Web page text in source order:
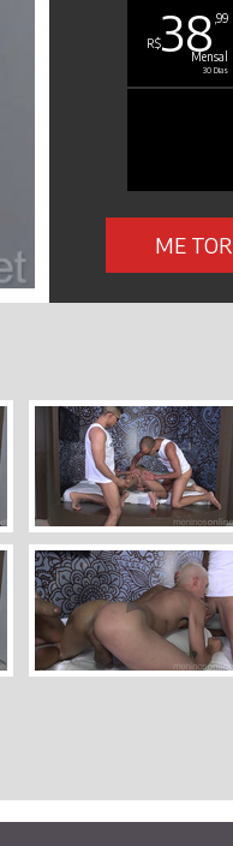
R$38 ,99
Mensal
30 Dias
ME